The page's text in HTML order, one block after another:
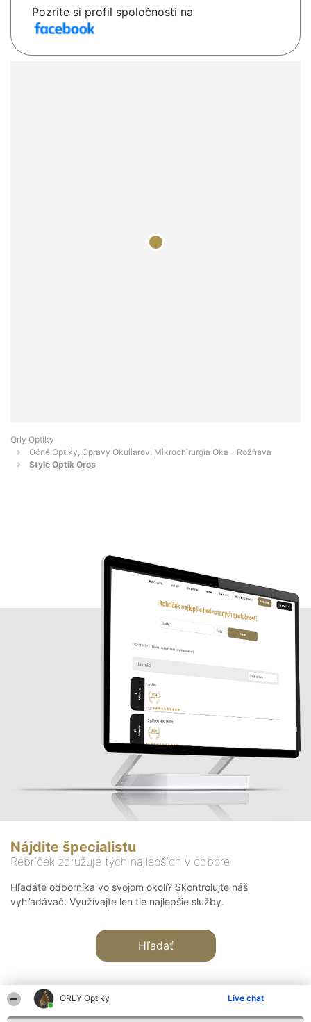
ORLY Optiky Live chat
Pozrite si profil spoločnosti na
Orly Optiky
Očné Optiky, Opravy Okuliarov, Mikrochirurgia Oka - Rožňava
Style Optik Oros
Nájdite špecialistu
Rebríček združuje tých najlepších v odbore
Hľadáte odborníka vo svojom okolí? Skontrolujte náš
vyhľadávač. Využívajte len tie najlepšie služby.
Hľadať